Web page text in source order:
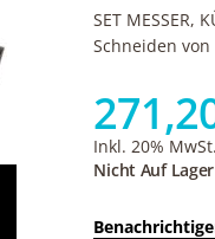
SET MESSER,
Schneiden
Inkl. 20%
Nicht Auf Lager